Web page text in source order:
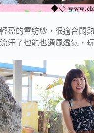
輕盈的雪紡紗，很適合悶
流汗了也能也通風透氣，